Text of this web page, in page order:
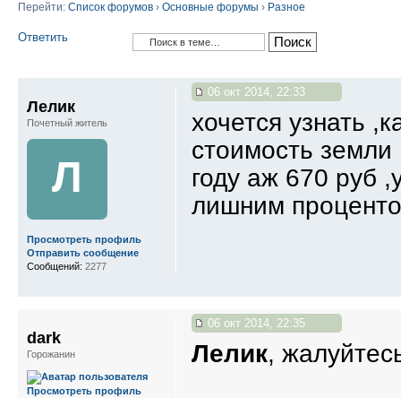
Перейти: Список форумов › Основные форумы › Разное
Ответить
06 окт 2014, 22:33
хочется узнать
стоимость
году аж 670 руб
лишним
Лелик
Почетный житель
Л
Просмотреть профиль
Отправить сообщение
Сообщений: 2277
06 окт 2014, 22:35
Лелик,
dark
Горожанин
Просмотреть профиль